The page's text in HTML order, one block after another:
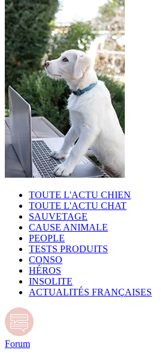
TOUTE L'ACTU CHIEN
TOUTE L'ACTU CHAT
SAUVETAGE
CAUSE ANIMALE
PEOPLE
TESTS PRODUITS
CONSO
HÉROS
INSOLITE
ACTUALITÉS FRANÇAISES
Forum